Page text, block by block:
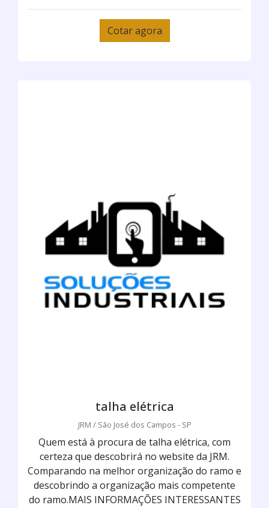
Cotar agora
talha elétrica
JRM / São José dos Campos - SP
Quem está à procura de talha elétrica, com
certeza que descobrirá no website da JRM.
Comparando na melhor organização do ramo e
descobrindo a organização mais competente
do ramo.MAIS INFORMAÇÕES INTERESSANTES